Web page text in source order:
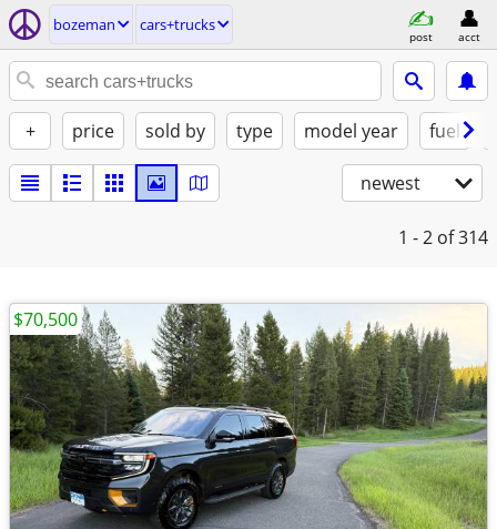
bozeman cars+trucks
post acct
+ price sold by type model year fuel
newest
1 - 2 of 314
$70,500